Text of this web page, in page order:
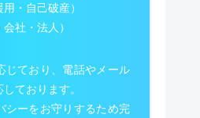
・自己破産）
社・法人）
じており、電話やメール
ております。
シーをお守りするため完